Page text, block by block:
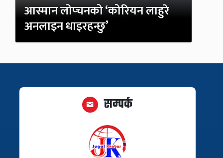
आस्मान लोप्चनको ‘कोरियन लाहुरे
अनलाइन धाइरहन्छु’
सम्पर्क